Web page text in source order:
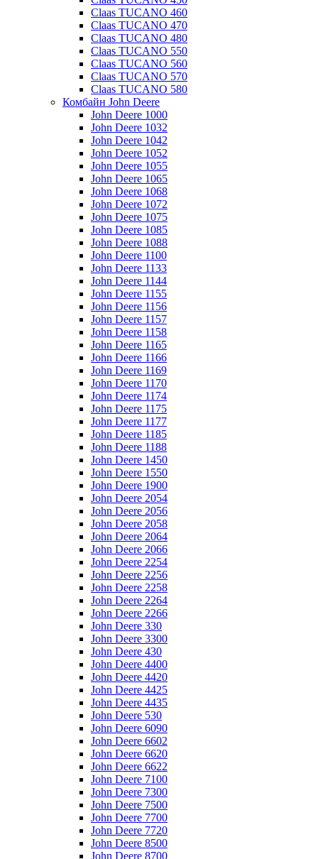
Claas TUCANO 460
Claas TUCANO 470
Claas TUCANO 480
Claas TUCANO 550
Claas TUCANO 560
Claas TUCANO 570
Claas TUCANO 580
Комбайн John Deere
John Deere 1000
John Deere 1032
John Deere 1042
John Deere 1052
John Deere 1055
John Deere 1065
John Deere 1068
John Deere 1072
John Deere 1075
John Deere 1085
John Deere 1088
John Deere 1100
John Deere 1133
John Deere 1144
John Deere 1155
John Deere 1156
John Deere 1157
John Deere 1158
John Deere 1165
John Deere 1166
John Deere 1169
John Deere 1170
John Deere 1174
John Deere 1175
John Deere 1177
John Deere 1185
John Deere 1188
John Deere 1450
John Deere 1550
John Deere 1900
John Deere 2054
John Deere 2056
John Deere 2058
John Deere 2064
John Deere 2066
John Deere 2254
John Deere 2256
John Deere 2258
John Deere 2264
John Deere 2266
John Deere 330
John Deere 3300
John Deere 430
John Deere 4400
John Deere 4420
John Deere 4425
John Deere 4435
John Deere 530
John Deere 6090
John Deere 6602
John Deere 6620
John Deere 6622
John Deere 7100
John Deere 7300
John Deere 7500
John Deere 7700
John Deere 7720
John Deere 8500
John Deere 8700